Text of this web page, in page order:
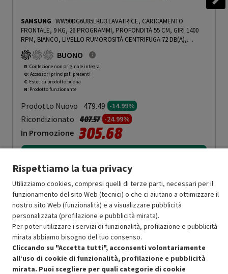
SAMSUNG WW90DG6U85LKU3 LAVATRICE, CARICAMENTO
FRONTALE, 9 KG, 26 PROGRAMMI, PROFONDITÀ 55 CM, GIRI 1400
RPM, BIANCO, LIVELLO RUMOROSITÀ CENTRIFUGA 72 DB(A),
CLASSE A -
BUONO
R: Confezione non originale integra
O: Accessori principali presenti
C: Estetica prodotto buona
N: Prodotto funzionante
Prodotto Nuovo 479.49 -14.99%
Ricondizionato Prezzo ridotto da
407.57a-24.99%
In Promozione 305.68
OFFERTE IMPERDIBILI
Risparmio garantito rispetto al corrispondente prodotto nuovo.
Rispettiamo la tua privacy
Utilizziamo cookies, compresi quelli di terze parti, necessari per il
funzionamento del sito Web (tecnici) o che ci aiutano a ottimizzare il
nostro sito Web (funzionalità) e a visualizzare pubblicità
personalizzata (profilazione e pubblicità mirata).
Per poter utilizzare i servizi di funzionalità, profilazione e pubblicità
mirata abbiamo bisogno del tuo consenso.
Cliccando su "Accetta tutti", acconsenti volontariamente
all’uso di cookie di funzionalità, profilazione e pubblicità
mirata. Puoi scegliere per quali categorie di cookie